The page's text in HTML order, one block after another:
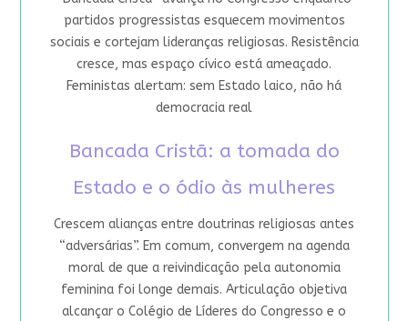
partidos progressistas esquecem movimentos
sociais e cortejam lideranças religiosas. Resistência
cresce, mas espaço cívico está ameaçado.
Feministas alertam: sem Estado laico, não há
democracia real
Bancada Cristã: a tomada do
Estado e o ódio às mulheres
Crescem alianças entre doutrinas religiosas antes
“adversárias”. Em comum, convergem na agenda
moral de que a reivindicação pela autonomia
feminina foi longe demais. Articulação objetiva
alcançar o Colégio de Líderes do Congresso e o